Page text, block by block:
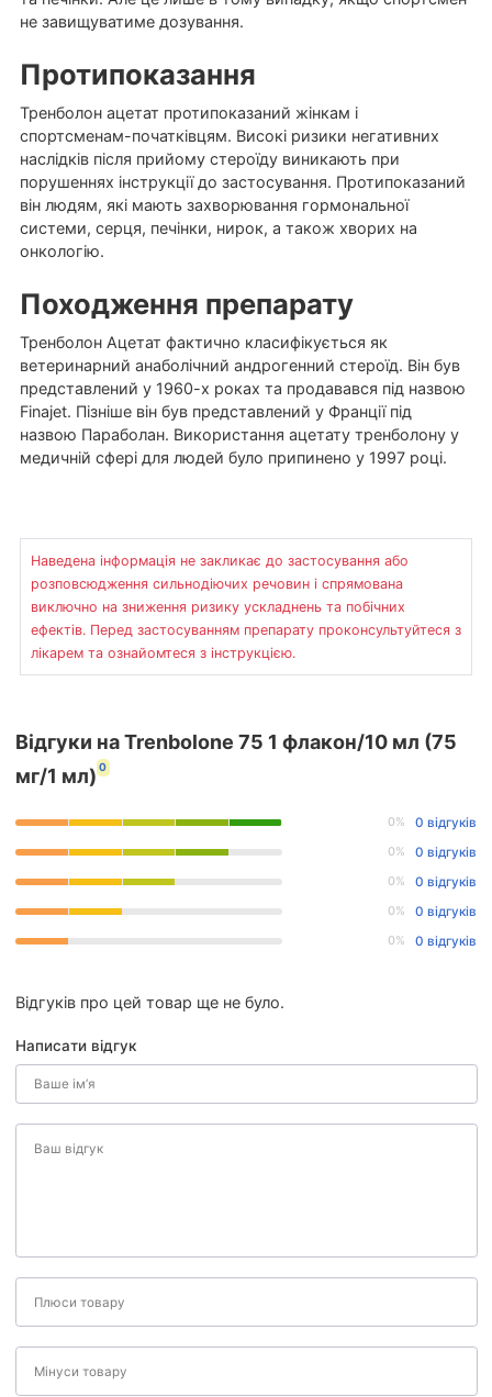
не завищуватиме дозування.
Протипоказання
Тренболон ацетат протипоказаний жінкам і
спортсменам-початківцям. Високі ризики негативних
наслідків після прийому стероїду виникають при
порушеннях інструкції до застосування. Протипоказаний
він людям, які мають захворювання гормональної
системи, серця, печінки, нирок, а також хворих на
онкологію.
Походження препарату
Тренболон Ацетат фактично класифікується як
ветеринарний анаболічний андрогенний стероїд. Він був
представлений у 1960-х роках та продавався під назвою
Finajet. Пізніше він був представлений у Франції під
назвою Параболан. Використання ацетату тренболону у
медичній сфері для людей було припинено у 1997 році.
Наведена інформація не закликає до застосування або
розповсюдження сильнодіючих речовин і спрямована
виключно на зниження ризику ускладнень та побічних
ефектів. Перед застосуванням препарату проконсультуйтеся з
лікарем та ознайомтеся з інструкцією.
Відгуки на Trenbolone 75 1 флакон/10 мл (75
мг/1 мл) 0
0% 0 відгуків
0% 0 відгуків
0% 0 відгуків
0% 0 відгуків
0% 0 відгуків
Відгуків про цей товар ще не було.
Написати відгук